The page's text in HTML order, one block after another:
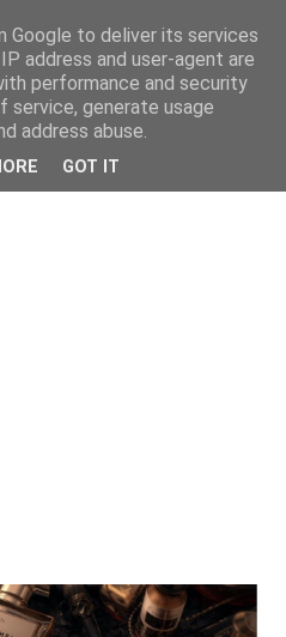
Google to deliver its services
address and user-agent are
performance and security
generate usage
address abuse.
GOT IT